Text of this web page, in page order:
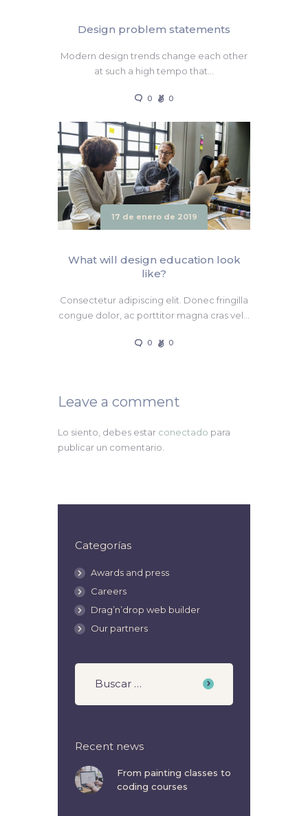
Design problem statements
Modern design trends change each other
at such a high tempo that…
0 0
17 de enero de 2019
What will design education look
like?
Consectetur adipiscing elit. Donec fringilla
congue dolor, ac porttitor magna cras vel…
0 0
Leave a comment
Lo siento, debes estar conectado para
publicar un comentario.
Categorías
Awards and press
Careers
Drag’n’drop web builder
Our partners
Recent news
From painting classes to
coding courses